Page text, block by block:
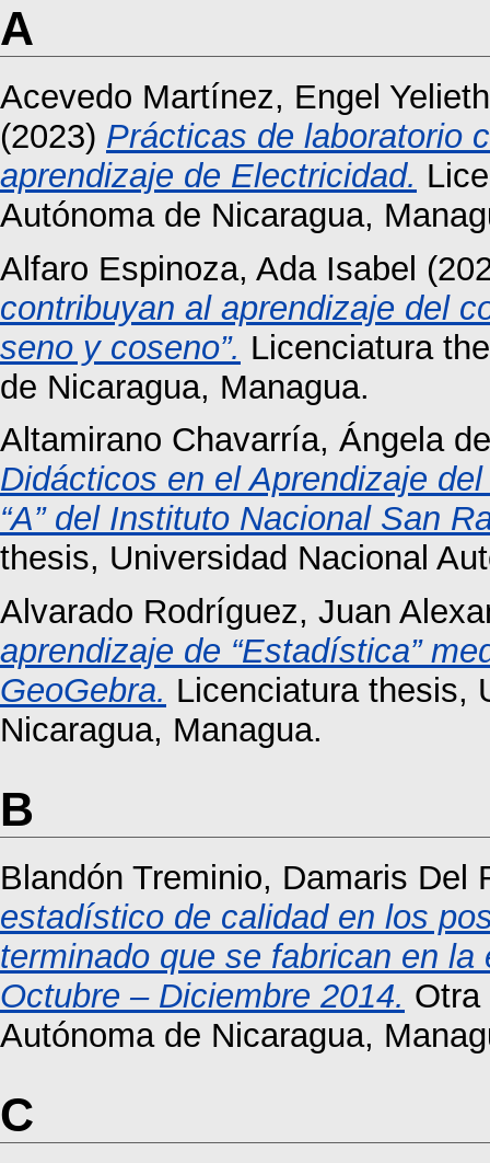
A
Acevedo Martínez, Engel Yelieth
(2023) Prácticas de laboratorio
aprendizaje de Electricidad.
Autónoma de Nicaragua,
Alfaro Espinoza, Ada Isabel
contribuyan al aprendizaje del
seno y coseno”. Licenciatura
de Nicaragua, Managua.
Altamirano Chavarría, Ángela
Didácticos en el Aprendizaje
“A” del Instituto Nacional San
thesis, Universidad Nacional
Alvarado Rodríguez, Juan
aprendizaje de “Estadística”
GeoGebra. Licenciatura thesis,
Nicaragua, Managua.
B
Blandón Treminio, Damaris Del
estadístico de calidad en los
terminado que se fabrican en
Octubre – Diciembre 2014. Otra
Autónoma de Nicaragua,
C